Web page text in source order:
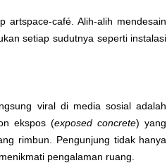
artspace-café. Alih-alih mendesain
setiap sudutnya seperti instalasi
viral di media sosial adalah
ekspos (exposed concrete) yang
rimbun. Pengunjung tidak hanya
pengalaman ruang.